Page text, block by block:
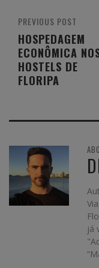
PREVIOUS POST
HOSPEDAGEM
ECONÔMICA
HOSTELS DE
FLORIPA
já